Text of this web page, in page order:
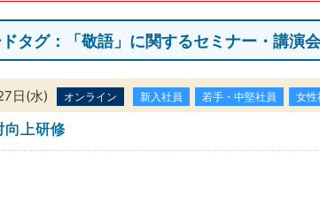
タグ：「敬語」に関するセミナー・講演会
日(水) オンライン 新入社員 若手・中堅社員 女性
向上研修